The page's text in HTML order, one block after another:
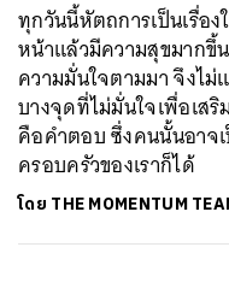
ทุกวันนี้หัตถการเป็นเรื่อง
หน้าแล้วมีความสุขมาก
ความมั่นใจตามมา จึงไ
บางจุดที่ไม่มั่นใจเพื่อเส
คือคำตอบ ซึ่งคนนั้นอาจเ
ครอบครัวของเราก็ได้
โดย THE MOMENTUM